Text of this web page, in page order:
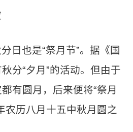
也是“祭月节”。据《国
分“夕月”的活动。但由于
有圆月，后来便将“祭月
农历八月十五中秋月圆之